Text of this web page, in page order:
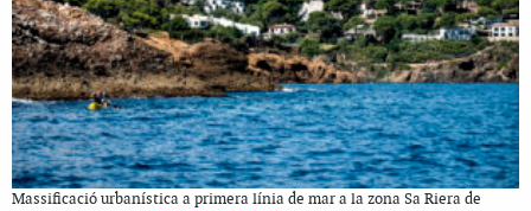
Massificació urbanística a primera línia de mar a la zona Sa Riera de